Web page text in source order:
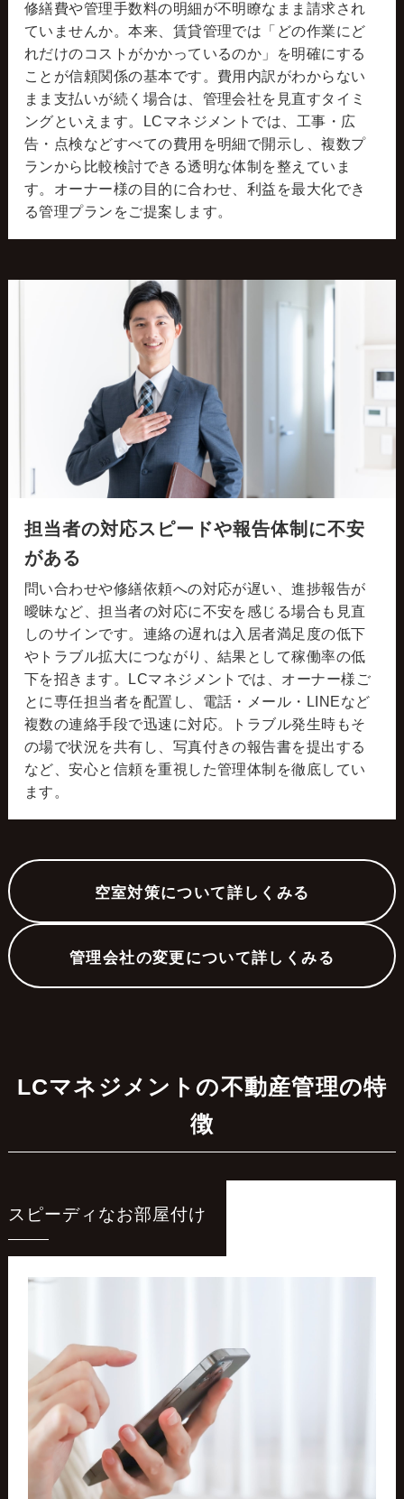
修繕費や管理手数料の明細が不明瞭なまま請求され
ていませんか。本来、賃貸管理では「どの作業にど
れだけのコストがかかっているのか」を明確にする
ことが信頼関係の基本です。費用内訳がわからない
まま支払いが続く場合は、管理会社を見直すタイミ
ングといえます。LCマネジメントでは、工事・広
告・点検などすべての費用を明細で開示し、複数プ
ランから比較検討できる透明な体制を整えていま
す。オーナー様の目的に合わせ、利益を最大化でき
る管理プランをご提案します。
担当者の対応スピードや報告体制に不安
がある
問い合わせや修繕依頼への対応が遅い、進捗報告が
曖昧など、担当者の対応に不安を感じる場合も見直
しのサインです。連絡の遅れは入居者満足度の低下
やトラブル拡大につながり、結果として稼働率の低
下を招きます。LCマネジメントでは、オーナー様ご
とに専任担当者を配置し、電話・メール・LINEなど
複数の連絡手段で迅速に対応。トラブル発生時もそ
の場で状況を共有し、写真付きの報告書を提出する
など、安心と信頼を重視した管理体制を徹底してい
ます。
空室対策について詳しくみる
管理会社の変更について詳しくみる
LCマネジメントの不動産管理の特
徴
スピーディなお部屋付け